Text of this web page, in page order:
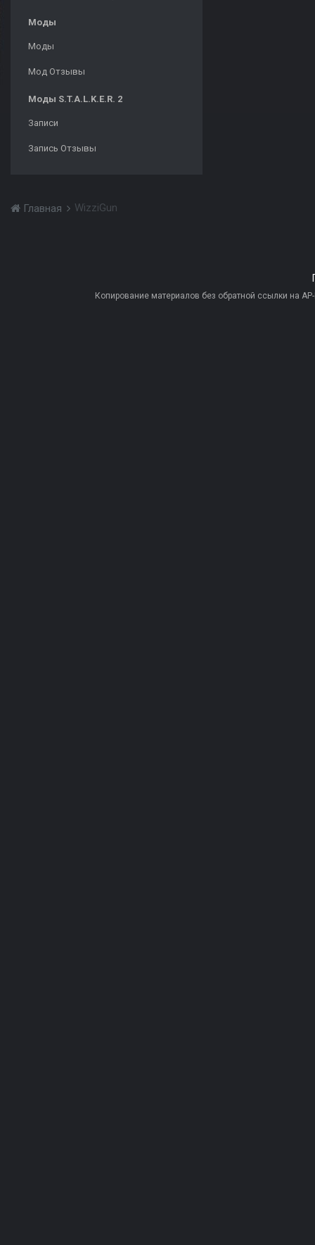
Моды
Моды
Мод Отзывы
Моды S.T.A.L.K.E.R. 2
Записи
Запись Отзывы
Главная WizziGun
Копирование материалов без обратной ссылки на